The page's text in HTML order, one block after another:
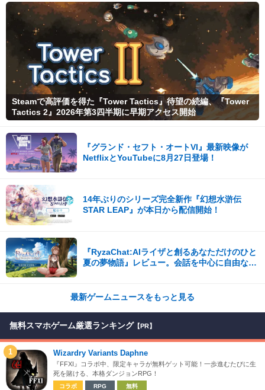
Steamで高評価を得た『Tower Tactics』待望の続編、『Tower
Tactics 2』2026年第3四半期に早期アクセス開始
『グランド・セフト・オートVI』最新映像が
NetflixとYouTubeに8月27日登場！
14年ぶりのシリーズ完全新作『幻想水滸伝
STAR LEAP』が本日から配信開始！
『RyzaChat:AIライザと創るあなただけのひと
夏の夢物語』レビュー。会話を中心に自由な冒
最新ゲームニュースをもっと見る
無料スマホゲーム厳選ランキング 【PR】
1 Wizardry Variants Daphne
『FFXI』コラボ中、限定キャラが無料ゲット可能！一歩進むたびに生
死を賭ける、本格ダンジョンRPG！
コラボ RPG 無料